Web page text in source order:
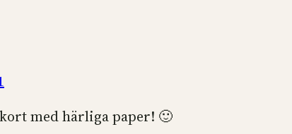
med härliga paper! 🙂